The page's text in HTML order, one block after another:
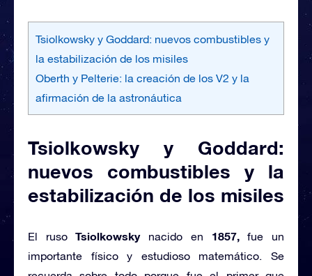
Tsiolkowsky y Goddard: nuevos combustibles y
la estabilización de los misiles
Oberth y Pelterie: la creación de los V2 y la
afirmación de la astronáutica
Tsiolkowsky y Goddard:
nuevos combustibles y la
estabilización de los misiles
El rusoTsiolkowskynacido en 1857,fue un
importante físico y estudioso matemático. Se